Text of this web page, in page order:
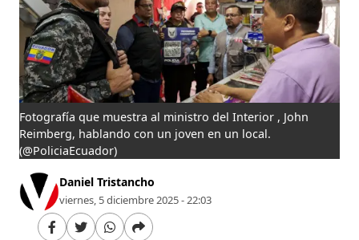
Fotografía que muestra al ministro del Interior , John
Reimberg, hablando con un joven en un local.
(@PoliciaEcuador)
Daniel Tristancho
viernes, 5 diciembre 2025 - 22:03